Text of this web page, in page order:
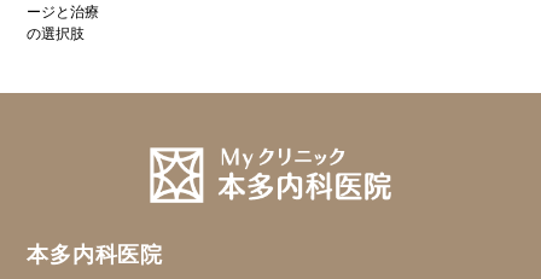
ージと治療
の選択肢
本多内科医院